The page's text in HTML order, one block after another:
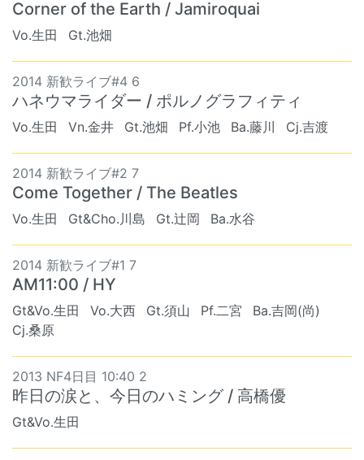
Corner of the Earth / Jamiroquai
Vo.生田 Gt.池畑
2014 新歓ライブ#4 6
ハネウマライダー / ポルノグラフィティ
Vo.生田 Vn.金井 Gt.池畑 Pf.小池 Ba.藤川 Cj.吉渡
2014 新歓ライブ#2 7
Come Together / The Beatles
Vo.生田 Gt&Cho.川島 Gt.辻岡 Ba.水谷
2014 新歓ライブ#1 7
AM11:00 / HY
Gt&Vo.生田 Vo.大西 Gt.須山 Pf.二宮
Ba.吉岡(尚)
Cj.桑原
2013 NF4日目 10:40 2
昨日の涙と、今日のハミング / 高橋優
Gt&Vo.生田